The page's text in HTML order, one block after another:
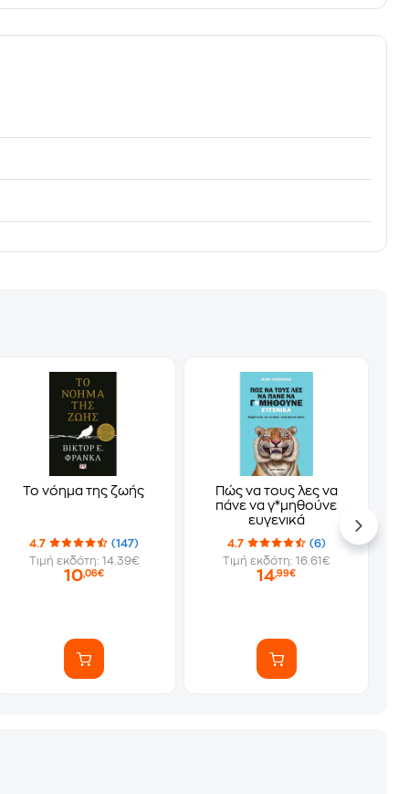
Το νόημα της ζωής
4.7
(147)
Τιμή εκδότη: 14.39€
10,06€
Πώς να τους λες να
πάνε να γ*μηθούνε
ευγενικά
4.7
(6)
Τιμή εκδότη: 16.61€
14,99€